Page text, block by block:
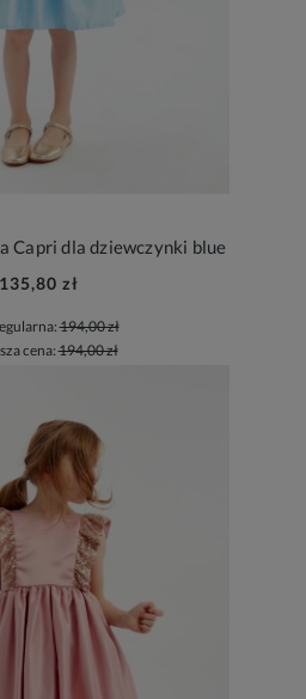
Capri dla dziewczynki blue
135,80 zł
194,00 zł
cena:194,00 zł